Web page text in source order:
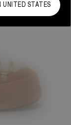
UNITED STATES